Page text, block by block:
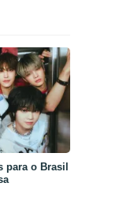
para o Brasil